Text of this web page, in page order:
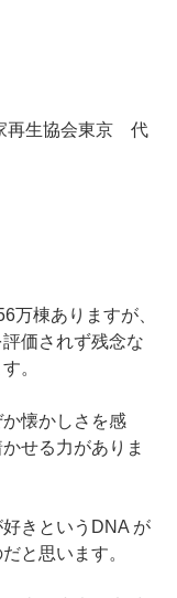
再生協会東京　代
万棟ありますが、
価されず残念な
。
懐かしさを感
せる力がありま
きというDNA が
と思います。